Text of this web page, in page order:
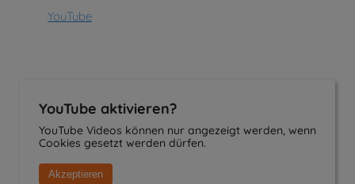
YouTube
YouTube aktivieren?
YouTube Videos können nur angezeigt werden, wenn
Cookies gesetzt werden dürfen.
Akzeptieren